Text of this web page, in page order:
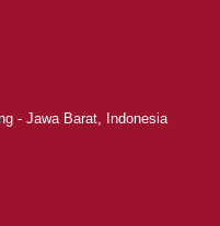
- Jawa Barat, Indonesia